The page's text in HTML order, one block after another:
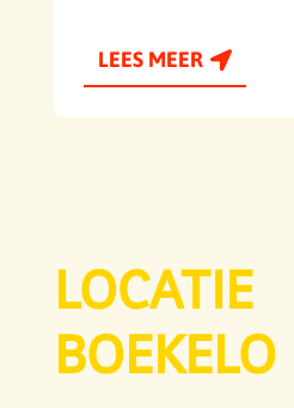
LEES MEER
LOCATIE
BOEKELO